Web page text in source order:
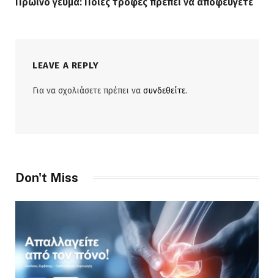
LEAVE A REPLY
Για να σχολιάσετε πρέπει να συνδεθείτε.
Don't Miss